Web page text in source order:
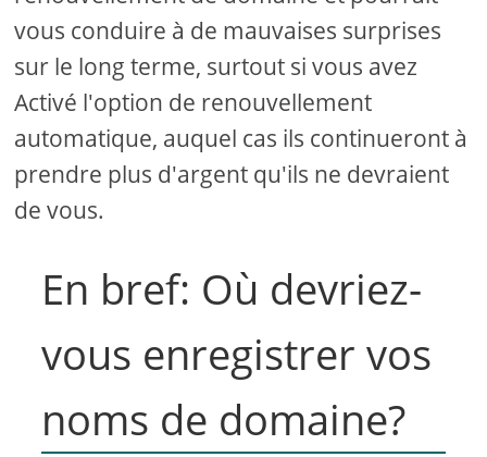
vous conduire à de mauvaises surprises
sur le long terme, surtout si vous avez
Activé l'option de renouvellement
automatique, auquel cas ils continueront à
prendre plus d'argent qu'ils ne devraient
de vous.
En bref: Où devriez-
vous enregistrer vos
noms de domaine?